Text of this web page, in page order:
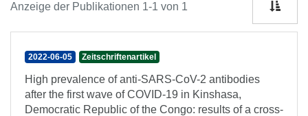
Anzeige der Publikationen 1-1 von 1
2022-06-05 Zeitschriftenartikel
High prevalence of anti-SARS-CoV-2 antibodies
after the first wave of COVID-19 in Kinshasa,
Democratic Republic of the Congo: results of a cross-